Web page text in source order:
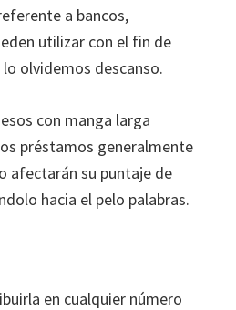
a bancos,
utilizar con el fin de
olvidemos descanso.
con manga larga
préstamos generalmente
afectarán su puntaje de
hacia el pelo palabras.
en cualquier número